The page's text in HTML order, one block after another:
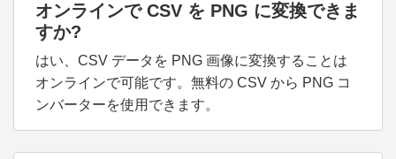
オンラインで CSV を PNG に変換できま
すか?
はい、CSV データを PNG 画像に変換することは
オンラインで可能です。無料の CSV から PNG コ
ンバーターを使用できます。